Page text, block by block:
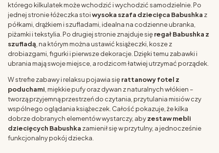
którego kilkulatek może wchodzić i wychodzić samodzielnie. Po
jednej stronie łóżeczka stoiwysoka szafa dziecięca Babushka z
półkami, drążkiem i szufladami, idealna na codzienne ubranka,
piżamki i tekstylia. Po drugiej stronie znajduje sięregał Babushka z
szufladą, na którym można ustawić książeczki, kosze z
drobiazgami, figurki i pierwsze dekoracje. Dzięki temu zabawki i
ubrania mają swoje miejsce, a rodzicom łatwiej utrzymać porządek.
W strefie zabawy i relaksu pojawia sięrattanowy fotel z
poduchami, miękkie pufy oraz dywan z naturalnych włókien –
tworzą przyjemną przestrzeń do czytania, przytulania misiów czy
wspólnego oglądania książeczek. Całość pokazuje, że kilka
dobrze dobranych elementów wystarczy, abyzestaw mebli
dziecięcych Babushka zamienił się w przytulny, a jednocześnie
funkcjonalny pokój dziecka.